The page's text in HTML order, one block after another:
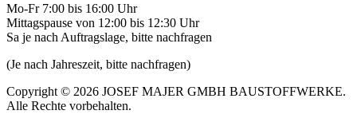
Mo-Fr 7:00 bis 16:00 Uhr
Mittagspause von 12:00 bis 12:30 Uhr
Sa je nach Auftragslage, bitte nachfragen
(Je nach Jahreszeit, bitte nachfragen)
Copyright © 2026 JOSEF MAJER GMBH BAUSTOFFWERKE.
Alle Rechte vorbehalten.